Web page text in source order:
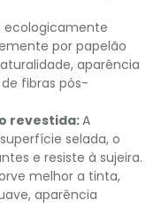
ecologicamente
por papelão
aparência
fibras pós-
revestida:A
selada, o
e resiste à sujeira.
melhor a tinta,
aparência